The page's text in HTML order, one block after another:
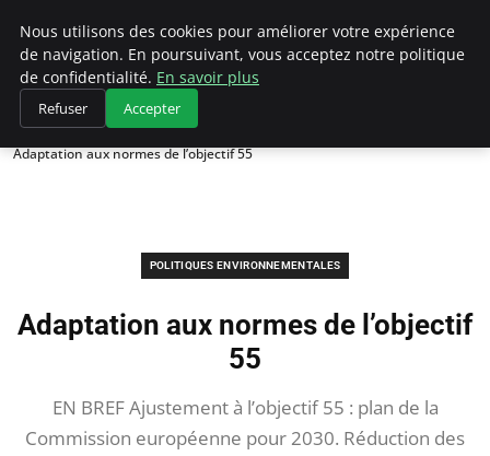
Climategatecountryclub.com
Accueil
Politiques environnementales
Adaptation aux normes de l’objectif 55
POLITIQUES ENVIRONNEMENTALES
Adaptation aux normes de l’objectif
55
EN BREF Ajustement à l’objectif 55 : plan de la
Commission européenne pour 2030. Réduction des
Nous utilisons des cookies pour améliorer votre expérience
de navigation. En poursuivant, vous acceptez notre politique
de confidentialité. En savoir plus
Refuser Accepter